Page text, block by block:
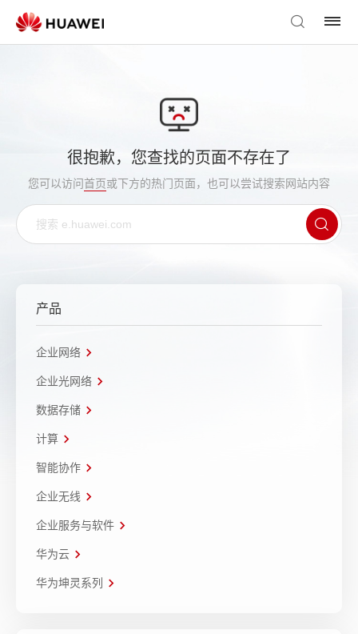
很抱歉，您查找的页面不存在了
您可以访问首页或下方的热门页面，也可以尝试搜索网站内容
产品
企业网络
企业光网络
数据存储
计算
智能协作
企业无线
企业服务与软件
华为云
华为坤灵系列